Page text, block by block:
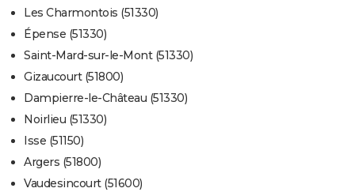
Les Charmontois (51330)
Épense (51330)
Saint-Mard-sur-le-Mont (51330)
Gizaucourt (51800)
Dampierre-le-Château (51330)
Noirlieu (51330)
Isse (51150)
Argers (51800)
Vaudesincourt (51600)